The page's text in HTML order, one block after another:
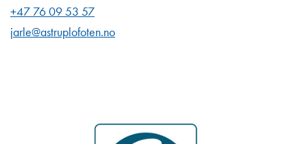
+47 76 09 53 57
jarle@astruplofoten.no